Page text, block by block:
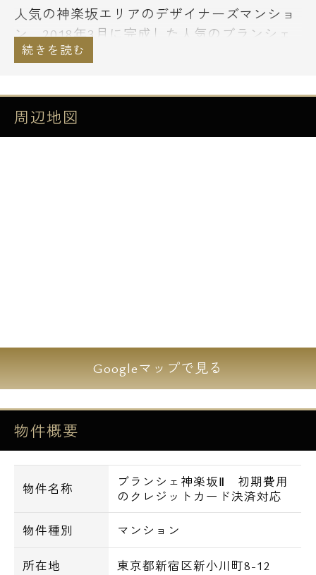
人気の神楽坂エリアのデザイナーズマンショ
ン、2018年3月に完成した人気のブランシェ
シリーズ。
7分。JRをはじめ、メトロや都営などの地下
鉄も複数乗り入れており、あらゆる駅へのア
クセスが良い場所です。
名 称 ブランシェ神楽坂Ⅱ（Branche
所 在 地 東京都新宿区新小川町8
構造・規模 鉄筋コンクリート造・地上5
階建
完 成 2018年3月
総 戸 数 14戸
駐 輪 場 無し
※自転車置場、エレベーターは御座いませ
周辺地図
Googleマップで見る
物件概要
物件名称
ブランシェ神楽坂Ⅱ 初期費用
のクレジットカード決済対応
物件種別 マンション
所在地 東京都新宿区新小川町8-12